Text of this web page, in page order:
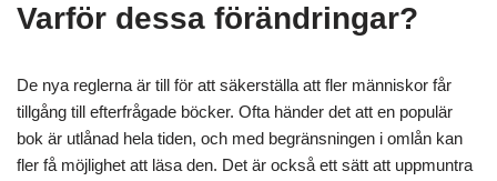
Varför dessa förändringar?
De nya reglerna är till för att säkerställa att fler människor får
tillgång till efterfrågade böcker. Ofta händer det att en populär
bok är utlånad hela tiden, och med begränsningen i omlån kan
fler få möjlighet att läsa den. Det är också ett sätt att uppmuntra